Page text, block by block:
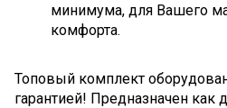
минимума, для Вашего
комфорта.
Топовый комплект
гарантией! Предназначен как